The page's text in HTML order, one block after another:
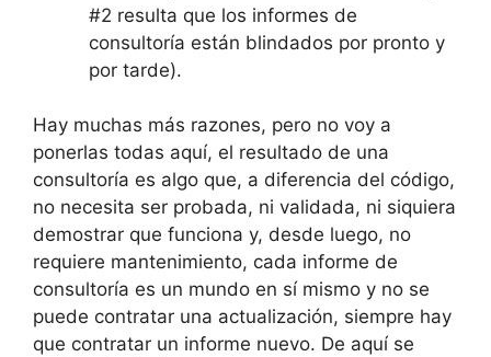
#2 resulta que los informes de
consultoría están blindados por pronto y
por tarde).
Hay muchas más razones, pero no voy a
ponerlas todas aquí, el resultado de una
consultoría es algo que, a diferencia del código,
no necesita ser probada, ni validada, ni siquiera
demostrar que funciona y, desde luego, no
requiere mantenimiento, cada informe de
consultoría es un mundo en sí mismo y no se
puede contratar una actualización, siempre hay
que contratar un informe nuevo. De aquí se